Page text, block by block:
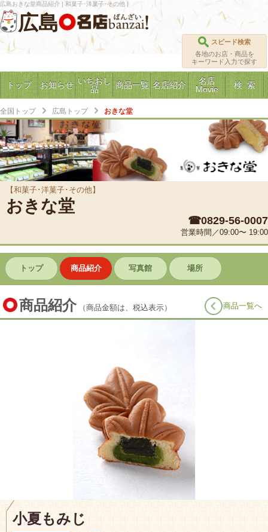
広島おきな堂商品紹介 | 和菓子･洋菓子･その他 |
広島
スピード検索
各地のお店・商品を
キーワード入力で探す
トップ お知らせ いちおし
品
商品一覧 名店紹介
名店
Movie
検 索
全国トップ 広島トップ おきな堂
【和菓子･洋菓子･その他】
おきな堂
☎0829-56-0007
営業時間／09:00〜 19:00
トップ 商品紹介 写真館 場所
商品紹介 （商品金額は、税込表示） 商品一覧へ
小夏もみじ